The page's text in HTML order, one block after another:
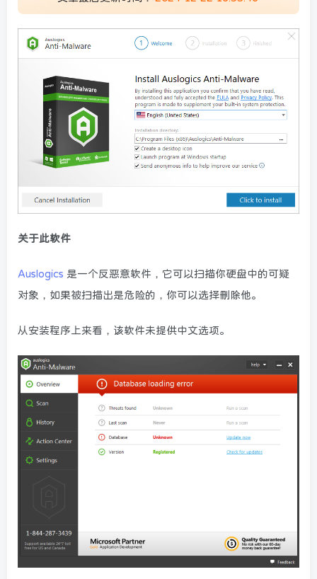
关于此软件
Auslogics 是一个反恶意软件，它可以扫描你硬盘中的可疑
对象，如果被扫描出是危险的，你可以选择删除他。
从安装程序上来看，该软件未提供中文选项。